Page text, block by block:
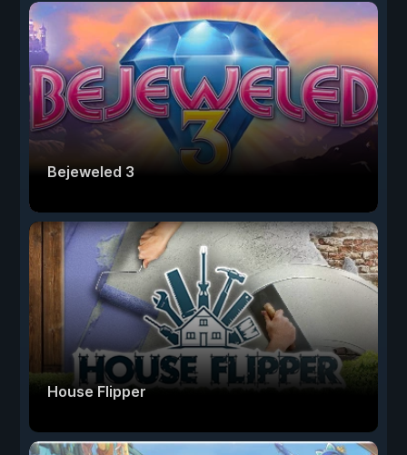
Bejeweled 3
House Flipper